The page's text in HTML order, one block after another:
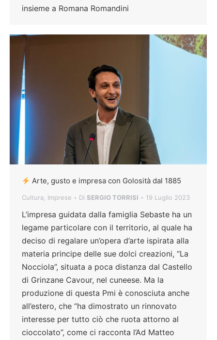
insieme a Romana Romandini
Arte, gusto e impresa con Golosità dal 1885
Cultura, Imprese Di SERGIO TORRISI 19 Luglio 2023
L’impresa guidata dalla famiglia Sebaste ha un
legame particolare con il territorio, al quale ha
deciso di regalare un’opera d’arte ispirata alla
materia principe delle sue dolci creazioni, “La
Nocciola”, situata a poca distanza dal Castello
di Grinzane Cavour, nel cuneese. Ma la
produzione di questa Pmi è conosciuta anche
all’estero, che “ha dimostrato un rinnovato
interesse per tutto ciò che ruota attorno al
cioccolato”, come ci racconta l’Ad Matteo